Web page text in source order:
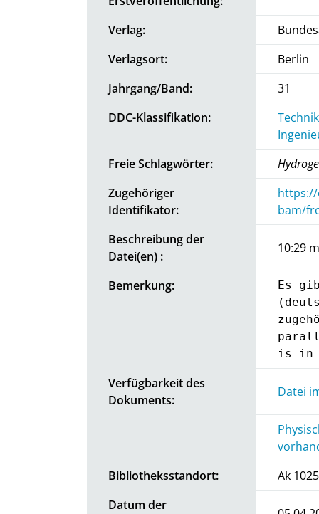
Verlag:
Verlagsort:
Berlin
Jahrgang/Band:
31
DDC-Klassifikation:
Freie Schlagwörter:
Zugehöriger
Identifikator:
https://
bam/
Beschreibung der
Datei(en) :
10:29
Bemerkung:
Es
is in
Verfügbarkeit des
Dokuments:
Datei
Bibliotheksstandort:
Ak
Datum der